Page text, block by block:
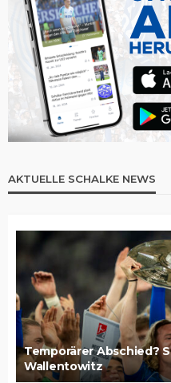
AKTUELLE SCHALKE NEWS
Temporärer Abschied?
Wallentowitz